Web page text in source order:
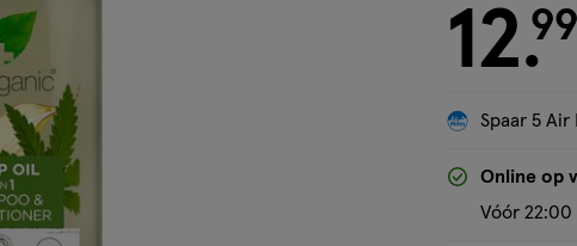
€ 12.99
12.99
Spaar 5 Air
Online op
Vóór